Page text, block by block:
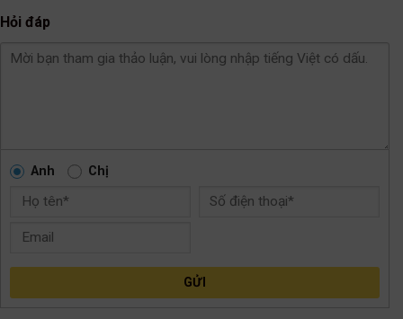
Hỏi đáp
Anh Chị
GỬI